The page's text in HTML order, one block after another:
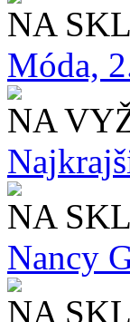
NA
Móda,
NA
NA
Nancy
NA